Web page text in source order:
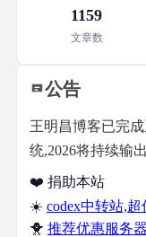
1159
文章数
公告
王明昌博客已完
统,2026将持续输
❤️ 捐助本站
☀️ codex中转站,
🐥 推荐优惠服务器